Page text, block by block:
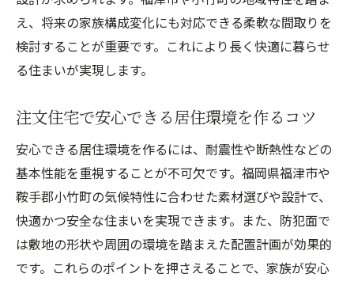
え、将来の家族構成変化にも対応できる柔軟な間取りを
検討することが重要です。これにより長く快適に暮らせ
る住まいが実現します。
注文住宅で安心できる居住環境を作るコツ
安心できる居住環境を作るには、耐震性や断熱性などの
基本性能を重視することが不可欠です。福岡県福津市や
鞍手郡小竹町の気候特性に合わせた素材選びや設計で、
快適かつ安全な住まいを実現できます。また、防犯面で
は敷地の形状や周囲の環境を踏まえた配置計画が効果的
です。これらのポイントを押さえることで、家族が安心